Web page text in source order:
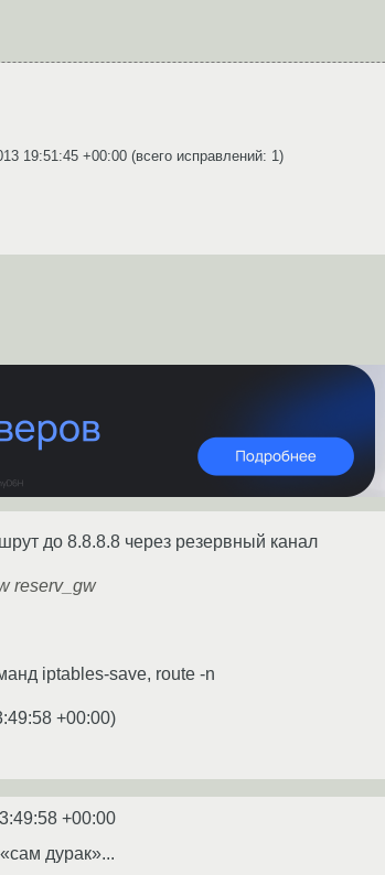
19:51:45 +00:00 (всего исправлений: 1)
до 8.8.8.8 через резервный канал
reserv_gw
iptables-save, route -n
+00:00)
+00:00
дурак»...